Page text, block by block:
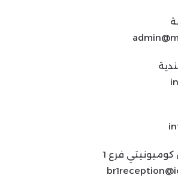
كوميونيتي فرع 1